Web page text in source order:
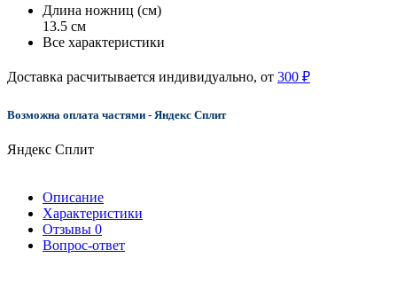
Длина ножниц (см)
13.5 см
Все характеристики
Доставка расчитывается индивидуально, от 300 ₽
Возможна оплата частями - Яндекс Сплит
Яндекс Сплит
Описание
Характеристики
Отзывы 0
Вопрос-ответ